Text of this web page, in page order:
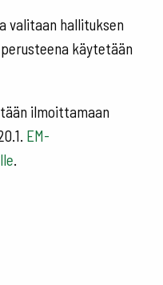
valitaan hallituksen
käytetään
ilmoittamaan
EM-
.